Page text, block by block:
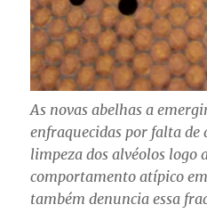
As novas abelhas a
enfraquecidas por falta de
limpeza dos alvéolos logo
comportamento atípico
também denuncia essa